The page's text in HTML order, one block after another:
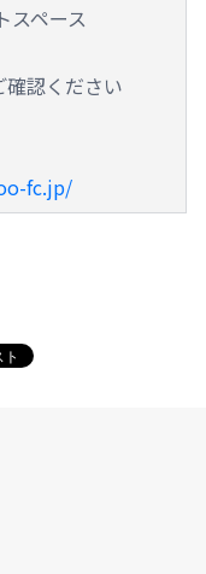
スペース
認ください
fc.jp/